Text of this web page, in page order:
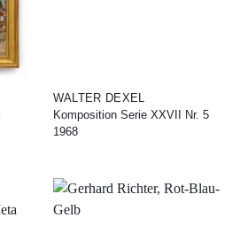
WALTER DEXEL
Komposition Serie XXVII Nr. 5
1968